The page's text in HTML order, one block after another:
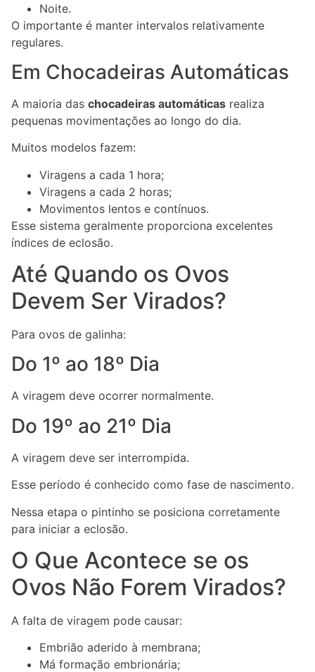
Noite.
O importante é manter intervalos relativamente
regulares.
Em Chocadeiras Automáticas
A maioria das chocadeiras automáticas realiza
pequenas movimentações ao longo do dia.
Muitos modelos fazem:
Viragens a cada 1 hora;
Viragens a cada 2 horas;
Movimentos lentos e contínuos.
Esse sistema geralmente proporciona excelentes
índices de eclosão.
Até Quando os Ovos
Devem Ser Virados?
Para ovos de galinha:
Do 1º ao 18º Dia
A viragem deve ocorrer normalmente.
Do 19º ao 21º Dia
A viragem deve ser interrompida.
Esse período é conhecido como fase de nascimento.
Nessa etapa o pintinho se posiciona corretamente
para iniciar a eclosão.
O Que Acontece se os
Ovos Não Forem Virados?
A falta de viragem pode causar:
Embrião aderido à membrana;
Má formação embrionária;